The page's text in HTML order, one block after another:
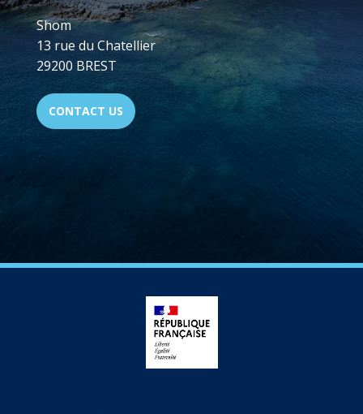
Shom
13 rue du Chatellier
29200 BREST
CONTACT US